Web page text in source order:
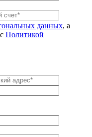
данных, а
Политикой